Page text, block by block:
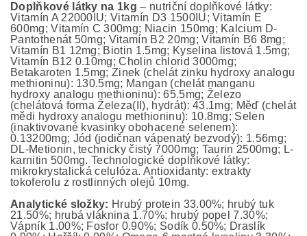
Doplňkové látky na 1kg– nutriční doplňkové látky:
Vitamín A 22000IU; Vitamín D3 1500IU; Vitamín E
600mg; Vitamín C 300mg; Niacin 150mg; Kalcium D-
Pantothenát 50mg; Vitamín B2 20mg; Vitamín B6 8mg;
Vitamín B1 12mg; Biotin 1.5mg; Kyselina listová 1.5mg;
Vitamín B12 0.10mg; Cholin chlorid 3000mg;
Betakaroten 1.5mg; Zinek (chelát zinku hydroxy analogu
methioninu): 130.5mg; Mangan (chelát manganu
hydroxy analogu methioninu): 65.5mg; Železo
(chelátová forma Železa(II), hydrát): 43.1mg; Měď (chelát
mědi hydroxy analogu methioninu): 10.8mg; Selen
(inaktivované kvasinky obohacené selenem):
0.13200mg; Jód (jodičnan vápenatý bezvodý): 1.56mg;
DL-Metionin, technicky čistý 7000mg; Taurin 2500mg; L-
karnitin 500mg. Technologické doplňkové látky:
mikrokrystalická celulóza. Antioxidanty: extrakty
tokoferolu z rostlinných olejů 10mg.
Analytické složky: Hrubý protein 33.00%; hrubý tuk
21.50%; hrubá vláknina 1.70%; hrubý popel 7.30%;
Vápník 1.00%; Fosfor 0.90%; Sodík 0.50%; Draslík